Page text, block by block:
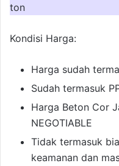
ton
Kondisi Harga:
Harga sudah
Sudah termasuk
Harga Beton Cor
NEGOTIABLE
Tidak termasuk
keamanan dan